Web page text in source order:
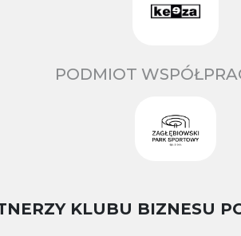
PODMIOT
KLUBU BIZNESU